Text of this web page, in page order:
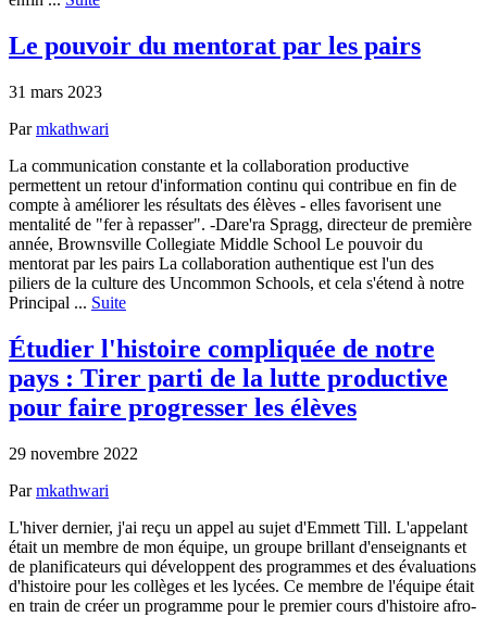
Le pouvoir du mentorat par les pairs
31 mars 2023
Parmkathwari
La communication constante et la collaboration productive
permettent un retour d'information continu qui contribue en fin de
compte à améliorer les résultats des élèves - elles favorisent une
mentalité de "fer à repasser". -Dare'ra Spragg, directeur de première
année, Brownsville Collegiate Middle School Le pouvoir du
mentorat par les pairs La collaboration authentique est l'un des
piliers de la culture des Uncommon Schools, et cela s'étend à notre
Principal ... Suite
Étudier l'histoire compliquée de notre
pays : Tirer parti de la lutte productive
pour faire progresser les élèves
29 novembre 2022
Parmkathwari
L'hiver dernier, j'ai reçu un appel au sujet d'Emmett Till. L'appelant
était un membre de mon équipe, un groupe brillant d'enseignants et
de planificateurs qui développent des programmes et des évaluations
d'histoire pour les collèges et les lycées. Ce membre de l'équipe était
en train de créer un programme pour le premier cours d'histoire afro-